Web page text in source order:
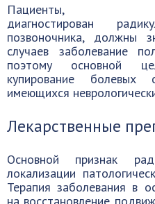
диагностирован
позвоночника, должны
случаев заболевание
поэтому основной
купирование болевых
имеющихся
Лекарственные
Основной признак
локализации
Терапия заболевания в
на восстановление